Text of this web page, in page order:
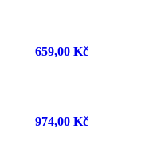
659,00 Kč
974,00 Kč